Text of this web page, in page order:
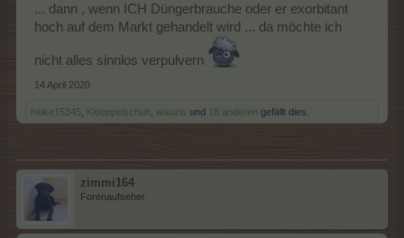
... dann , wenn ICH Düngerbrauche oder er exorbitant
hoch auf dem Markt gehandelt wird ... da möchte ich
nicht alles sinnlos verpulvern
14 April 2020
heike15345 Kloeppelschuh wauzis und 18 anderen gefällt dies.
zimmi164
Forenaufseher